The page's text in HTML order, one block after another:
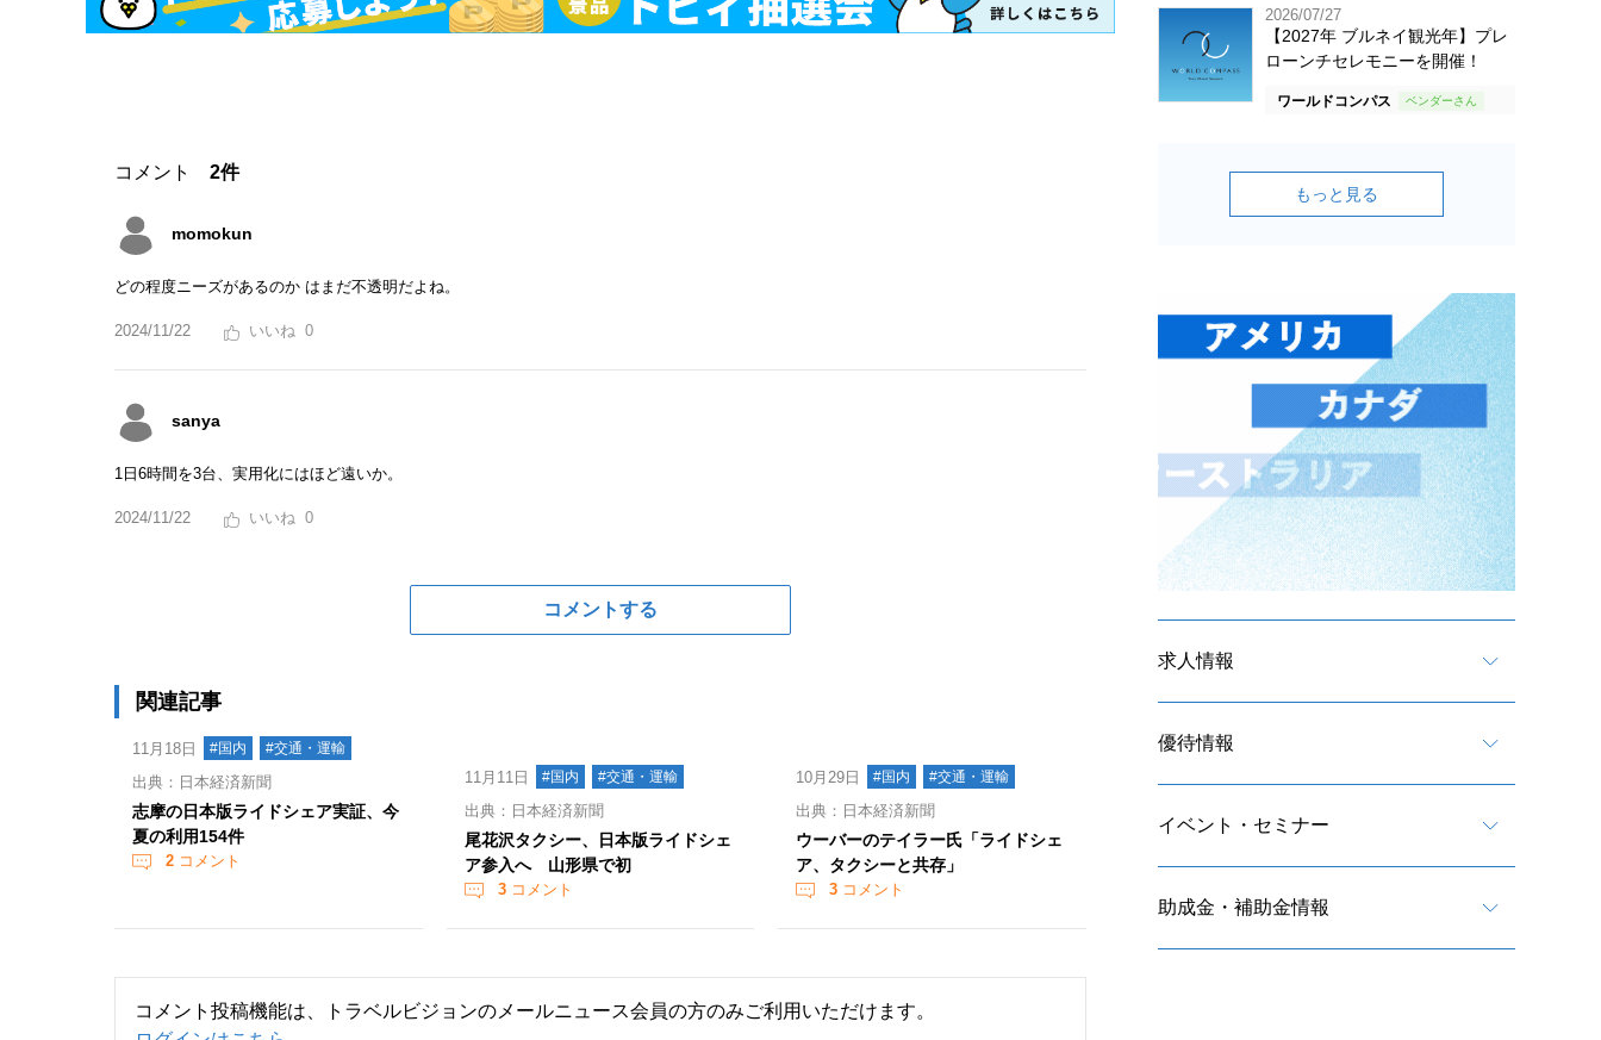
コメント 2件
momokun
どの程度ニーズがあるのか はまだ不透明だよね。
2024/11/22 0
sanya
1日6時間を3台、実用化にはほど遠いか。
2024/11/22 0
コメントする
関連記事
11月18日 #国内 #交通・運輸
出典：日本経済新聞
志摩の日本版ライドシェア実証、今
夏の利用154件
2 コメント
11月11日 #国内 #交通・運輸
出典：日本経済新聞
尾花沢タクシー、日本版ライドシェ
ア参入へ 山形県で初
3コメント
10月29日 #国内 #交通・運輸
出典：日本経済新聞
ウーバーのテイラー氏「ライドシェ
ア、タクシーと共存」
3 コメント
コメント投稿機能は、トラベルビジョンのメールニュース会員の方のみご利用いただけます。
2026/07/27
【2027年 ブルネイ観光年】プレ
ローンチセレモニーを開催！
ワールドコンパス
もっと見る
求人情報
優待情報
イベント・セミナー
助成金・補助金情報